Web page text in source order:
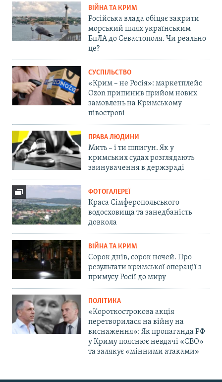
ВІЙНА ТА КРИМ
Російська влада обіцяє закрити
морський шлях українським
БпЛА до Севастополя. Чи реально
це?
СУСПІЛЬСТВО
«Крим – не Росія»: маркетплейс
Ozon припинив прийом нових
замовлень на Кримському
півострові
ПРАВА ЛЮДИНИ
Мить – і ти шпигун. Як у
кримських судах розглядають
звинувачення в держзраді
ФОТОГАЛЕРЕЇ
Краса Сімферопольського
водосховища та занедбаність
довкола
ВІЙНА ТА КРИМ
Сорок днів, сорок ночей. Про
результати кримської операції з
примусу Росії до миру
ПОЛІТИКА
«Короткострокова акція
перетворилася на війну на
виснаження»: Як пропаганда РФ
у Криму пояснює невдачі «СВО»
та залякує «мінними атаками»